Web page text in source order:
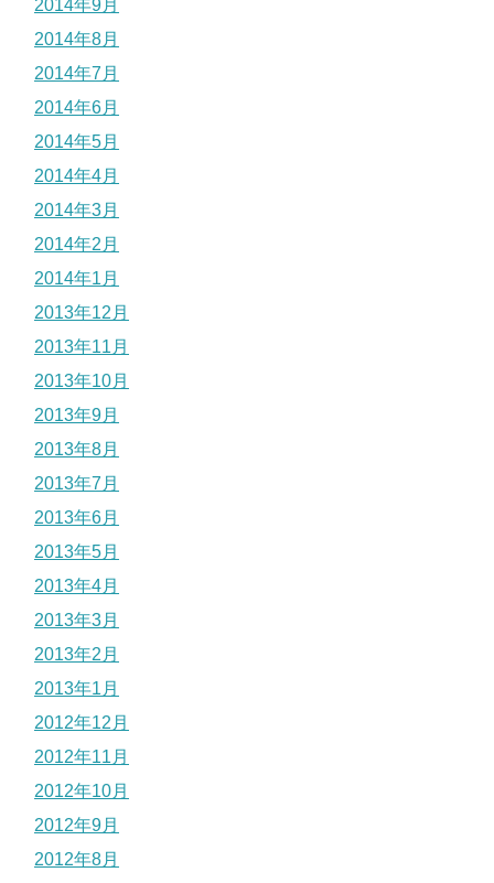
2014年9月
2014年8月
2014年7月
2014年6月
2014年5月
2014年4月
2014年3月
2014年2月
2014年1月
2013年12月
2013年11月
2013年10月
2013年9月
2013年8月
2013年7月
2013年6月
2013年5月
2013年4月
2013年3月
2013年2月
2013年1月
2012年12月
2012年11月
2012年10月
2012年9月
2012年8月